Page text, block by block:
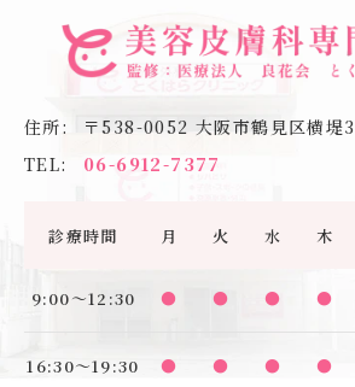
住所: 〒538-0052 大阪市鶴見区横堤
TEL:
06-6912-7377
診療時間 月 火 水 木
9:00〜12:30 ● ● ● ●
16:30〜19:30 ● ● ● ●